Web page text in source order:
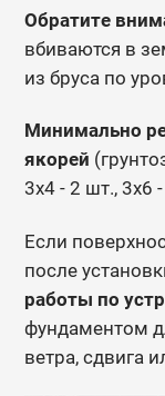
Обратите
вбиваются в
из бруса по
Минимально
якорей
3х4 - 2 шт., 3х6
Если
после
работы по
фундаментом
ветра, сдвига